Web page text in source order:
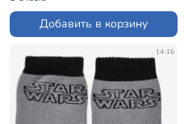
Добавить в корзину
14-16